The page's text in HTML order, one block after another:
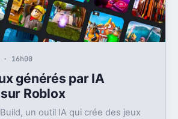
16h00
générés par IA
Roblox
un outil IA qui crée des jeux